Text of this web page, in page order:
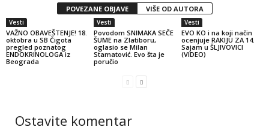
POVEZANE OBJAVE VIŠE OD AUTORA
Vesti
VAŽNO OBAVEŠTENJE! 18.
oktobra u SB Čigota
pregled poznatog
ENDOKRINOLOGA iz
Beograda
Vesti
Povodom SNIMAKA SEČE
ŠUME na Zlatiboru,
oglasio se Milan
Stamatović. Evo šta je
poručio
Vesti
EVO KO i na koji način
ocenjuje RAKIJU ZA 14.
Sajam u ŠLJIVOVICI
(VIDEO)
Ostavite komentar